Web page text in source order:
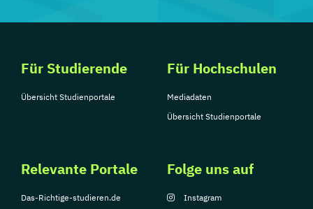
Für Studierende
Übersicht Studienportale
Für Hochschulen
Mediadaten
Übersicht Studienportale
Relevante Portale
Das-Richtige-studieren.de
Folge uns auf
Instagram